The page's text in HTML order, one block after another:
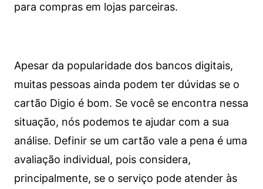
para compras em lojas parceiras.
Apesar da popularidade dos bancos digitais,
muitas pessoas ainda podem ter dúvidas se o
cartão Digio é bom. Se você se encontra nessa
situação, nós podemos te ajudar com a sua
análise. Definir se um cartão vale a pena é uma
avaliação individual, pois considera,
principalmente, se o serviço pode atender às